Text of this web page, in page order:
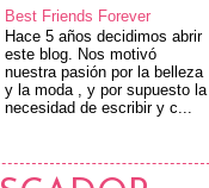
Best Friends Forever
Hace 5 años decidimos abrir
este blog. Nos motivó
nuestra pasión por la belleza
y la moda , y por supuesto la
necesidad de escribir y c...